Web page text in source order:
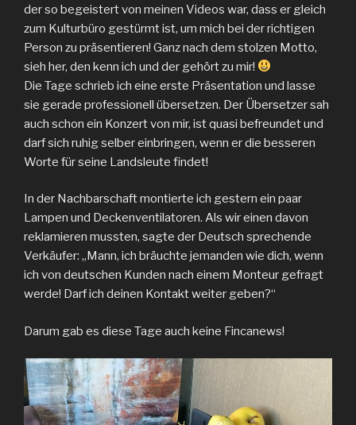
der so begeistert von meinen Videos war, dass er gleich
zum Kulturbüro gestürmt ist, um mich bei der richtigen
Person zu präsentieren! Ganz nach dem stolzen Motto,
sieh her, den kenn ich und der gehört zu mir!
Die Tage schrieb ich eine erste Präsentation und lasse
sie gerade professionell übersetzen. Der Übersetzer sah
auch schon ein Konzert von mir, ist quasi befreundet und
darf sich ruhig selber einbringen, wenn er die besseren
Worte für seine Landsleute findet!
In der Nachbarschaft montierte ich gestern ein paar
Lampen und Deckenventilatoren. Als wir einen davon
reklamieren mussten, sagte der Deutsch sprechende
Verkäufer: „Mann, ich bräuchte jemanden wie dich, wenn
ich von deutschen Kunden nach einem Monteur gefragt
werde! Darf ich deinen Kontakt weiter geben?“
Darum gab es diese Tage auch keine Fincanews!